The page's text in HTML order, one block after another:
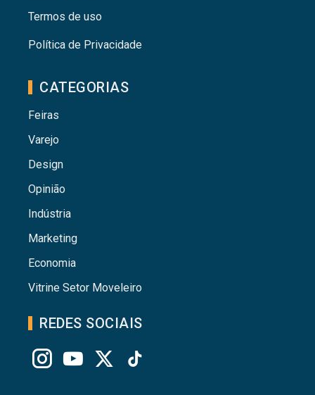
Termos de uso
Política de Privacidade
CATEGORIAS
Feiras
Varejo
Design
Opinião
Indústria
Marketing
Economia
Vitrine Setor Moveleiro
REDES SOCIAIS